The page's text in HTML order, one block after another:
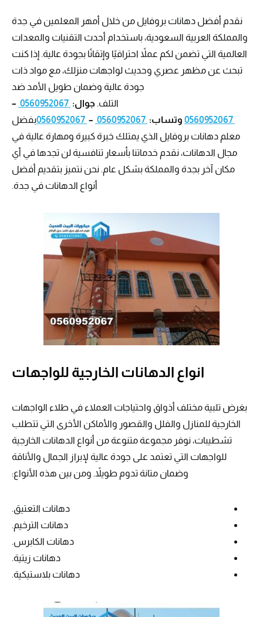
نقدم أفضل دهانات بروفايل من خلال أمهر المعلمين في جدة
والمملكة العربية السعودية، باستخدام أحدث التقنيات والمعدات
العالمية التي تضمن لكم عملاً احترافيًا وإتقانًا بجودة عالية. إذا كنت
تبحث عن مظهر عصري وحديث لواجهات منزلك، مع مواد ذات
جودة عالية وضمان طويل الأمد ضد
التلف. جوال:
–
وتساب: –
بفضل
معلم دهانات بروفايل الذي يمتلك خبرة كبيرة ومهارة عالية في
مجال الدهانات، نقدم خدماتنا بأسعار تنافسية لن تجدها في أي
مكان آخر بجدة والمملكة بشكل عام. نحن نتميز بتقديم أفضل
أنواع الدهانات في جدة.
انواع الدهانات الخارجية للواجهات
بغرض تلبية مختلف أذواق واحتياجات العملاء في طلاء الواجهات
الخارجية للمنازل والفلل والقصور والأماكن الأخرى التي تتطلب
تشطيبات، نوفر مجموعة متنوعة من أنواع الدهانات الخارجية
للواجهات التي تعتمد على جودة عالية لإبراز الجمال والأناقة
وضمان متانة تدوم طويلاً. ومن بين هذه الأنواع:
دهانات التعتيق.
دهانات الترخيم.
دهانات الكابرس.
دهانات زيتية.
دهانات بلاستيكية.